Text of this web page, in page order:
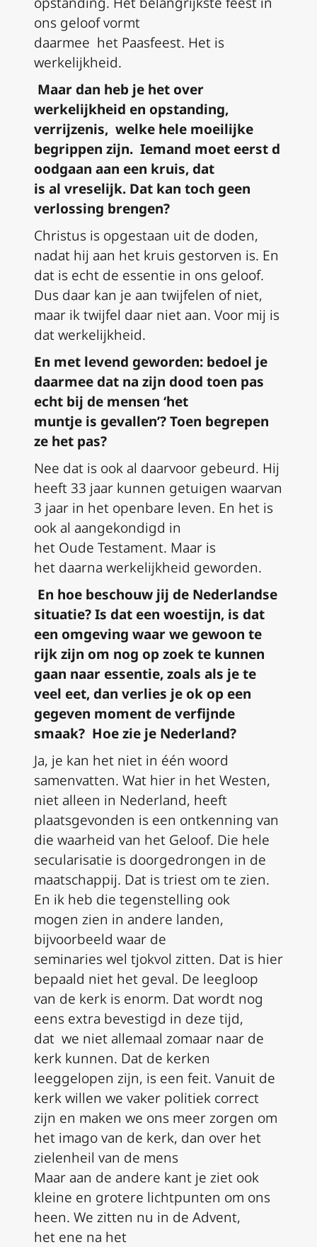
ons geloofvormt
daarmee het Paasfeest. Het is
werkelijkheid.
Maar dan heb je het over
werkelijkheid en opstanding,
verrijzenis, welke hele moeilijke
begrippen zijn. Iemand moet eerst d
oodgaan aan een kruis, dat
is al vreselijk. Dat kan toch geen
verlossing brengen?
Christus is opgestaan uit de doden,
nadat hij aan het kruis gestorven is. En
dat is echt de essentie in ons geloof.
Dus daar kan je aan twijfelen of niet,
maar ik twijfel daar niet aan. Voor mij is
dat werkelijkheid.
En met levend geworden: bedoel je
daarmee dat na zijn dood toen pas
echt bij de mensen ‘het
muntje is gevallen’? Toen begrepen
ze het pas?
Nee dat is ook al daarvoor gebeurd. Hij
heeft 33 jaar kunnen getuigen waarvan
3 jaar in het openbare leven. En het is
ook al aangekondigd in
het Oude Testament. Maar is
het daarna werkelijkheid geworden.
En hoe beschouw jij de Nederlandse
situatie? Is dat een woestijn, is dat
een omgeving waar we gewoon te
rijk zijn om nog op zoek te kunnen
gaan naar essentie, zoals als je te
veel eet, dan verlies je ok op een
gegeven moment de verfijnde
smaak? Hoe zie je Nederland?
Ja, je kan het niet in één woord
samenvatten. Wat hier in het Westen,
niet alleen in Nederland, heeft
plaatsgevonden is een ontkenning van
die waarheid van het Geloof. Die hele
secularisatie is doorgedrongen in de
maatschappij. Dat is triest om te zien.
En ik heb die tegenstelling ook
mogen zien in andere landen,
bijvoorbeeld waar de
seminaries wel tjokvol zitten. Dat is hier
bepaald niet het geval. De leegloop
van de kerk is enorm. Dat wordt nog
eens extra bevestigd in deze tijd,
dat we niet allemaal zomaar naar de
kerk kunnen. Dat de kerken
leeggelopen zijn, is een feit. Vanuit de
kerk willen we vaker politiek correct
zijn en maken we ons meer zorgen om
het imago van de kerk, dan over het
zielenheil van de mens
Maar aan de andere kant je ziet ook
kleine en grotere lichtpunten om ons
heen. We zitten nu in de Advent,
het ene na het